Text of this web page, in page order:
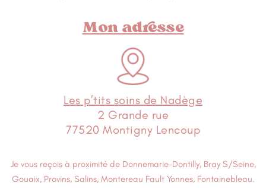
Mon adresse
Les p’tits soins de Nadège
2 Grande rue
77520 Montigny Lencoup
Je vous reçois à proximité de Donnemarie-Dontilly, Bray S/Seine,
Gouaix, Provins, Salins, Montereau Fault Yonnes, Fontainebleau.